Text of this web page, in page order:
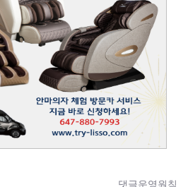
댓글운영원칙